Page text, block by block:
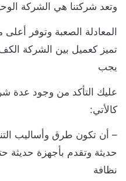
شركتنا هي الشركة
الصعبة وتوفر
كعميل بين الشركة الكفء
التأكد من وجود عدة
أن تكون طرق وأساليب
وتقدم بأجهزة حديثة